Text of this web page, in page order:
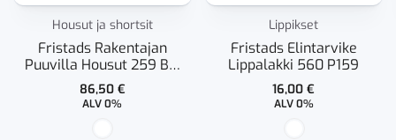
Housut ja shortsit
Fristads Rakentajan
Puuvilla Housut 259 BM
Naisten
86,50 €
ALV 0%
Lippikset
Fristads Elintarvike
Lippalakki 560 P159
16,00€
ALV 0%